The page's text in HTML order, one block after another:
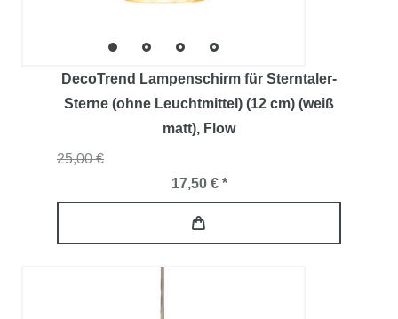
DecoTrend Lampenschirm für Sterntaler-
Sterne (ohne Leuchtmittel) (12 cm) (weiß
matt), Flow
25,00 €
17,50 € *